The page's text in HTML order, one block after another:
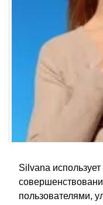
Silvana
пользователями,